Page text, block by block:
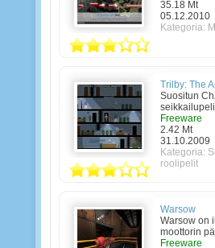
35.18 Mt
05.12.2010
Kategoria:
Trilby: The
Suositun
Freeware
2.42 Mt
31.10.2009
Kategoria:
roolipelit
Warsow
Warsow on
moottorin
Freeware